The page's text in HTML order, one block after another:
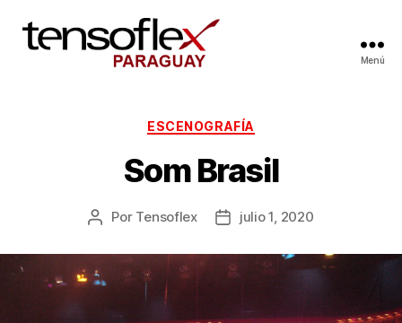
Menú
ESCENOGRAFÍA
Som Brasil
Por Tensoflex julio 1, 2020